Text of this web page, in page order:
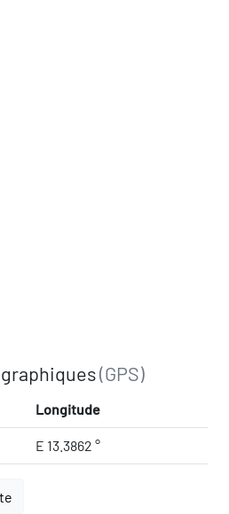
(GPS)
Longitude
E 13.3862 °